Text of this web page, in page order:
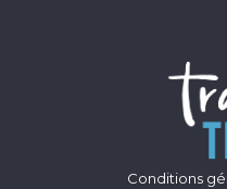
Conditions